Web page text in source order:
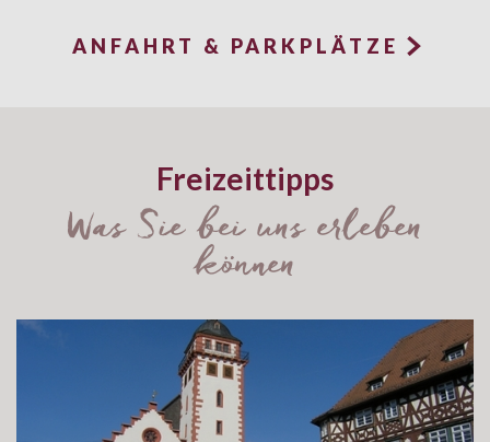
ANFAHRT & PARKPLÄTZE 
Freizeittipps
Was Sie bei uns erleben
können